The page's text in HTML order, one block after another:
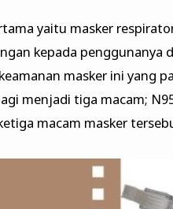
yaitu masker
kepada penggunanya
masker ini yang
menjadi tiga macam;
macam masker